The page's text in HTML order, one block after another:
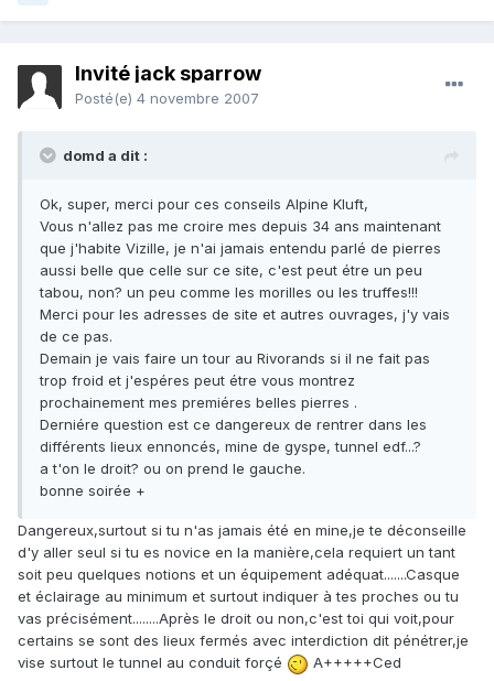
Invité jack sparrow
Posté(e) 4 novembre 2007
domd a dit :
Ok, super, merci pour ces conseils Alpine Kluft,
Vous n'allez pas me croire mes depuis 34 ans maintenant
que j'habite Vizille, je n'ai jamais entendu parlé de pierres
aussi belle que celle sur ce site, c'est peut étre un peu
tabou, non? un peu comme les morilles ou les truffes!!!
Merci pour les adresses de site et autres ouvrages, j'y vais
de ce pas.
Demain je vais faire un tour au Rivorands si il ne fait pas
trop froid et j'espéres peut étre vous montrez
prochainement mes premiéres belles pierres .
Derniére question est ce dangereux de rentrer dans les
différents lieux ennoncés, mine de gyspe, tunnel edf...?
a t'on le droit? ou on prend le gauche.
bonne soirée +
Dangereux,surtout si tu n'as jamais été en mine,je te déconseille
d'y aller seul si tu es novice en la manière,cela requiert un tant
soit peu quelques notions et un équipement adéquat.......Casque
et éclairage au minimum et surtout indiquer à tes proches ou tu
vas précisément........Après le droit ou non,c'est toi qui voit,pour
certains se sont des lieux fermés avec interdiction dit pénétrer,je
vise surtout le tunnel au conduit forçé
A+++++Ced